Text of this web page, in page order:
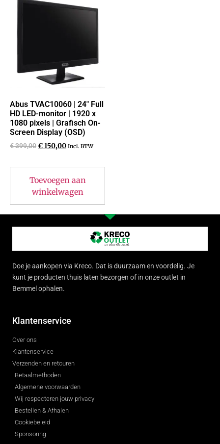
Abus TVAC10060 | 24″ Full
HD LED-monitor | 1920 x
1080 pixels | Grafisch On-
Screen Display (OSD)
€399,00€150,00 Incl. BTW
Toevoegen aan
winkelwagen
Doe je aankopen via Kreco. Dat is duurzaam en voordelig. Je
kunt je producten thuis laten bezorgen of in onze outlet in
Bemmel ophalen.
Klantenservice
Over ons
Klantenservice
Verzenden en retouren
Betaalmethoden
Algemene voorwaarden
Wij respecteren jouw privacy
Bestellen & Afhalen
Cookiebeleid
Sponsoring